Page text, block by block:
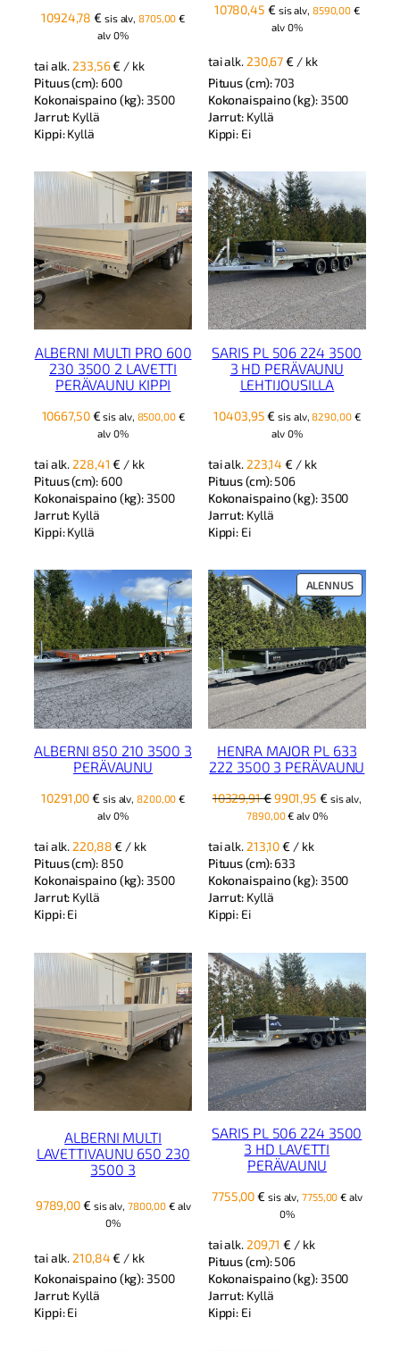
10924,78€ sis alv,8705,00€
alv 0%
tai alk. 233,56€ / kk
Pituus (cm): 600
Kokonaispaino (kg): 3500
Jarrut: Kyllä
Kippi:Kyllä
10780,45 € sis alv, 8590,00€
alv 0%
tai alk. 230,67€ / kk
Pituus (cm):703
Kokonaispaino (kg): 3500
Jarrut: Kyllä
Kippi: Ei
ALBERNI MULTI PRO 600
230 3500 2 LAVETTI
PERÄVAUNU KIPPI
10667,50€ sis alv, 8500,00 €
alv 0%
tai alk. 228,41€ / kk
Pituus (cm): 600
Kokonaispaino (kg): 3500
Jarrut: Kyllä
Kippi:Kyllä
SARIS PL 506 224 3500
3 HD PERÄVAUNU
LEHTIJOUSILLA
10403,95€ sis alv,8290,00 €
alv 0%
tai alk. 223,14€ / kk
Pituus (cm):506
Kokonaispaino (kg): 3500
Jarrut: Kyllä
Kippi: Ei
ALBERNI 850 210 3500 3
PERÄVAUNU
10291,00€ sis alv,8200,00€
alv 0%
tai alk. 220,88€ / kk
Pituus (cm): 850
Kokonaispaino (kg): 3500
Jarrut: Kyllä
Kippi:Ei
ALENNUSTUOTE
HENRA MAJOR PL 633
222 3500 3 PERÄVAUNU
10329,91€Alkuperäinen
hinta
10329,91 €.
9901,95 €Nykyinen
hinta
sis alv,
7890,00€ alv 0%
tai alk. 213,10€ / kk
Pituus (cm):633
Kokonaispaino (kg): 3500
Jarrut: Kyllä
Kippi: Ei
ALBERNI MULTI
LAVETTIVAUNU 650 230
3500 3
9789,00€ sis alv, 7800,00€alv
0%
tai alk. 210,84€ / kk
Kokonaispaino (kg):3500
Jarrut: Kyllä
Kippi:Ei
SARIS PL 506 224 3500
3 HD LAVETTI
PERÄVAUNU
7755,00€ sis alv,7755,00€ alv
0%
tai alk.209,71€ / kk
Pituus (cm):506
Kokonaispaino (kg):3500
Jarrut: Kyllä
Kippi: Ei